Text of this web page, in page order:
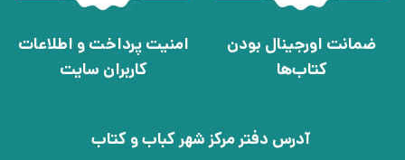
ضمانت اورجینال بودن
کتاب‌ها
امنیت پرداخت و اطلاعات
کاربران سایت
آدرس دفتر مرکز شهر کباب و کتاب